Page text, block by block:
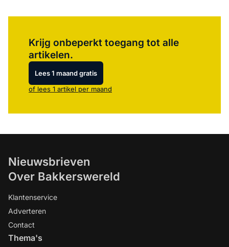
Krijg onbeperkt toegang tot alle
artikelen.
Lees 1 maand gratis
of lees 1 artikel per maand
Nieuwsbrieven
Over Bakkerswereld
Klantenservice
Adverteren
Contact
Thema's